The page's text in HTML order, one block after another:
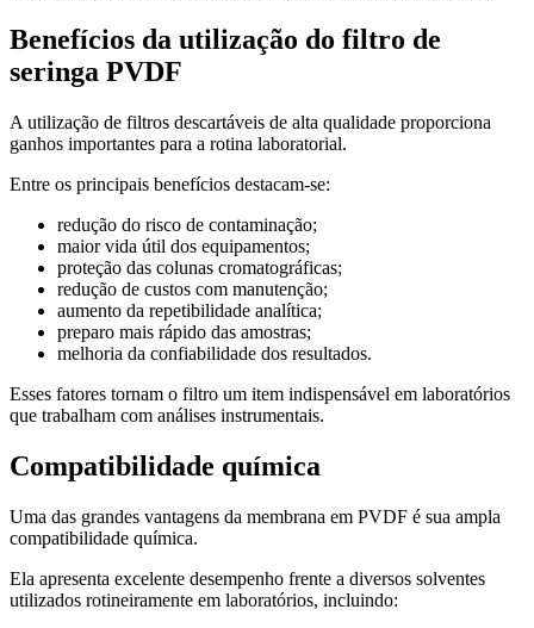
Benefícios da utilização do filtro de
seringa PVDF
A utilização de filtros descartáveis de alta qualidade proporciona
ganhos importantes para a rotina laboratorial.
Entre os principais benefícios destacam-se:
redução do risco de contaminação;
maior vida útil dos equipamentos;
proteção das colunas cromatográficas;
redução de custos com manutenção;
aumento da repetibilidade analítica;
preparo mais rápido das amostras;
melhoria da confiabilidade dos resultados.
Esses fatores tornam o filtro um item indispensável em laboratórios
que trabalham com análises instrumentais.
Compatibilidade química
Uma das grandes vantagens da membrana em PVDF é sua ampla
compatibilidade química.
Ela apresenta excelente desempenho frente a diversos solventes
utilizados rotineiramente em laboratórios, incluindo: